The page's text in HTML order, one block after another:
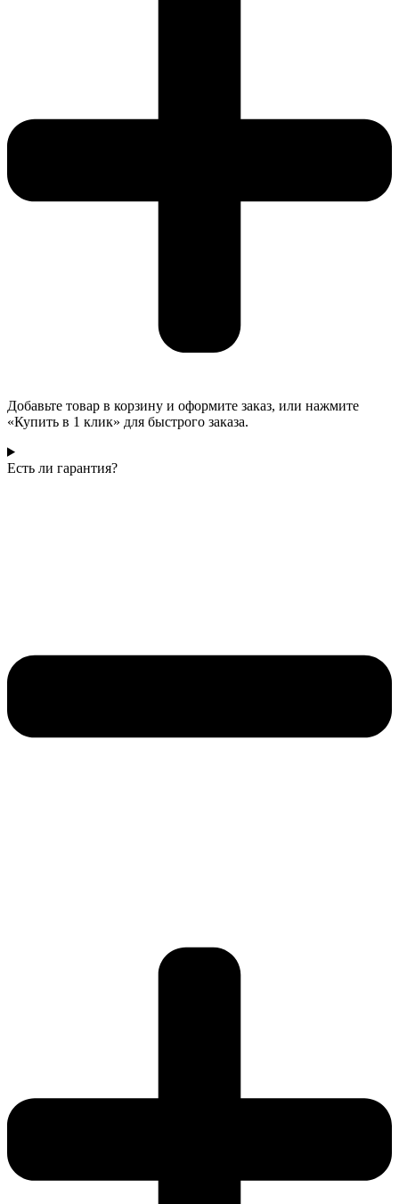
Добавьте товар в корзину и оформите заказ, или нажмите
«Купить в 1 клик» для быстрого заказа.
Есть ли гарантия?